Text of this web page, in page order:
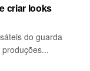
criar looks
do guarda